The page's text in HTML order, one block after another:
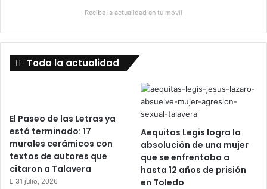
Recibe la actualidad en tu móvil
Toda la actualidad
El Paseo de las Letras ya
está terminado: 17
murales cerámicos con
textos de autores que
citaron a Talavera
31 julio, 2026
Aequitas Legis logra la
absolución de una mujer
que se enfrentaba a
hasta 12 años de prisión
en Toledo